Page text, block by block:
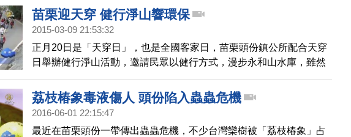
苗栗迎天穿 健行淨山響環保
2015-03-09 21:53:32
正月20日是「天穿日」，也是全國客家日，苗栗頭份鎮公所配合天穿
日舉辦健行淨山活動，邀請民眾以健行方式，漫步永和山水庫，雖然
「天穿日」還沒到，不少民眾仍起了個大早，熱烈響應。
荔枝椿象毒液傷人 頭份陷入蟲蟲危機
2016-06-01 22:15:47
最近在苗栗頭份一帶傳出蟲蟲危機，不少台灣欒樹被「荔枝椿象」占